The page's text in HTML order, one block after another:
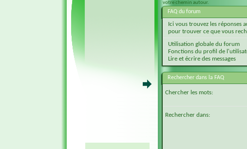
votre chemin autour.
FAQ du forum
Ici vous trouvez les réponses
pour trouver ce que vous
Utilisation globale du forum
Fonctions du profil de
Lire et écrire des messages
Rechercher dans la FAQ
Chercher les mots:
Rechercher dans: